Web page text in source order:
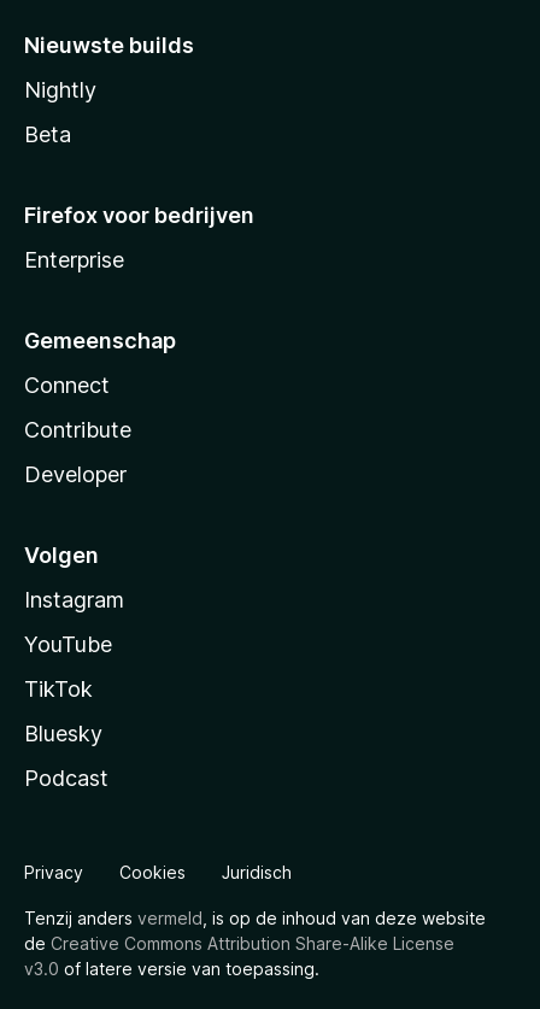
Nieuwste builds
Nightly
Beta
Firefox voor bedrijven
Enterprise
Gemeenschap
Connect
Contribute
Developer
Volgen
Instagram
YouTube
TikTok
Bluesky
Podcast
Privacy Cookies Juridisch
Tenzij anders vermeld , is op de inhoud van deze website
de Creative Commons Attribution Share-Alike License
v3.0 of latere versie van toepassing.